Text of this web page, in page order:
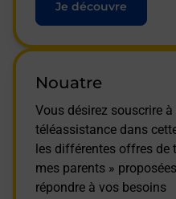
Je découvre
Nouatre
Vous désirez souscrire
téléassistance dans
les différentes offres de
mes parents »
répondre à vos besoins